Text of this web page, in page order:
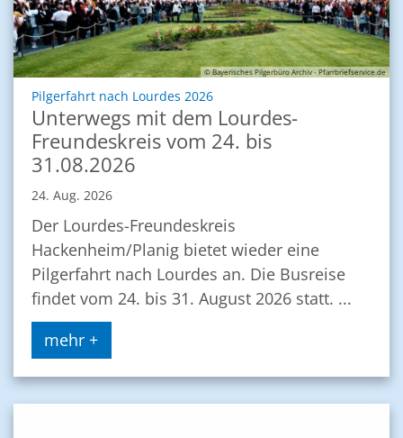
© Bayerisches Pilgerbüro Archiv - Pfarrbriefservice.de
Pilgerfahrt nach Lourdes 2026:
Unterwegs mit dem Lourdes-
Freundeskreis vom 24. bis
31.08.2026
24. Aug. 2026
Der Lourdes-Freundeskreis
Hackenheim/Planig bietet wieder eine
Pilgerfahrt nach Lourdes an. Die Busreise
findet vom 24. bis 31. August 2026 statt. ...
mehr +